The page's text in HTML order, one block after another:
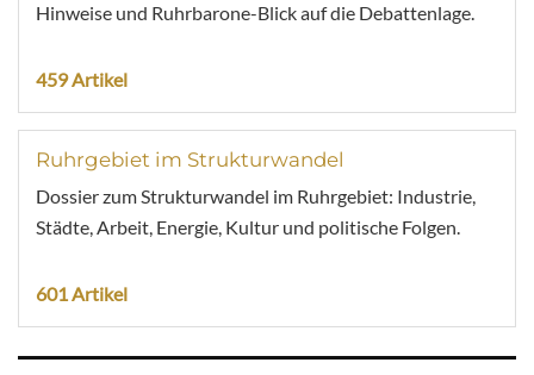
Hinweise und Ruhrbarone-Blick auf die Debattenlage.
459 Artikel
Ruhrgebiet im Strukturwandel
Dossier zum Strukturwandel im Ruhrgebiet: Industrie,
Städte, Arbeit, Energie, Kultur und politische Folgen.
601 Artikel